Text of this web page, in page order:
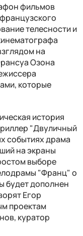
фильмов
телесности и
на
Озона
которые
история
"Двуличный
событиях драма
на экраны
выборе
"Франц" о
будет дополнен
Егор
проектам
куратор